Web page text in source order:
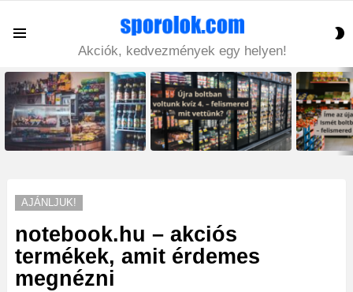
Akciók, kedvezmények egy helyen!
LATEST
STORIES
AJÁNLJUK!
notebook.hu – akciós
termékek, amit érdemes
megnézni